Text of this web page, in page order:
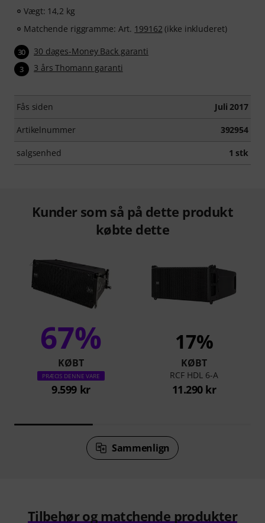
Vægt: 14,2 kg
Matchende riggramme: Art. 199162 (ikke inkluderet)
30 30 dages-Money Back garanti
3 3 års Thomann garanti
Fås siden Juli 2017
Artikelnummer 392954
salgsenhed 1 stk
Kunder som så på dette produkt
købte dette
67%
KØBT
PRÆCIS DENNE VARE
9.599 kr
17%
KØBT
RCF HDL 6-A
11.290 kr
Sammenlign
Tilbehør og matchende produkter